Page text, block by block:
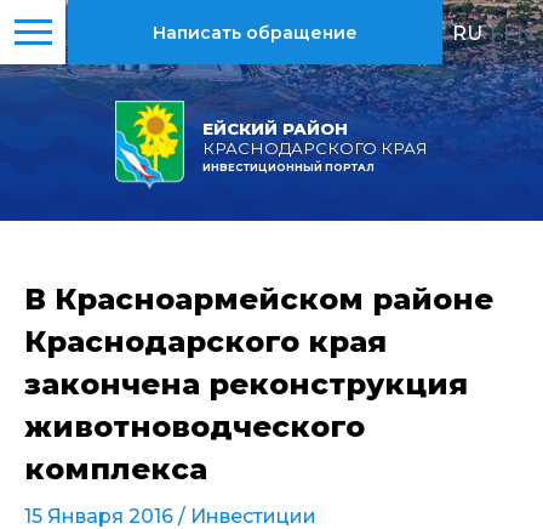
ЕЙСКИЙ РАЙОН
КРАСНОДАРСКОГО КРАЯ
ИНВЕСТИЦИОННЫЙ ПОРТАЛ
Написать обращение RU | EN
В Красноармейском районе
Краснодарского края
закончена реконструкция
животноводческого
комплекса
15 Января 2016 / Инвестиции